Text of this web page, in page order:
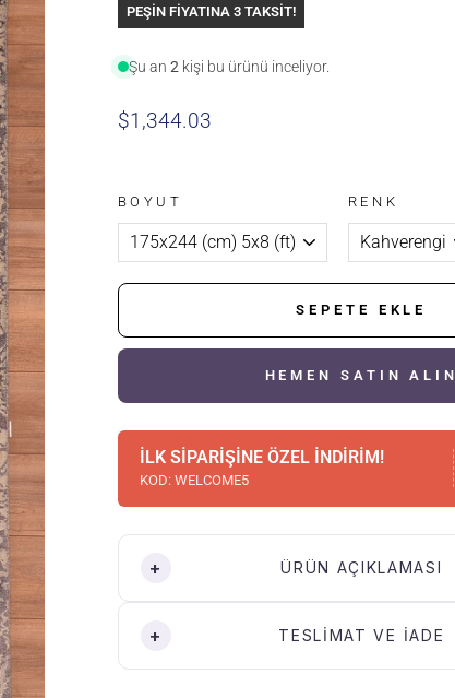
PEŞİN FİYATINA 3 TAKSİT!
Şu an 5 kişi bu ürünü inceliyor.
$1,344.03
BOYUT RENK
SEPETE EKLE
HEMEN SATIN ALIN
İLK SİPARİŞİNE ÖZEL İNDİRİM!
KOD: WELCOME5
ÜRÜN AÇIKLAMASI
TESLİMAT VE İADE